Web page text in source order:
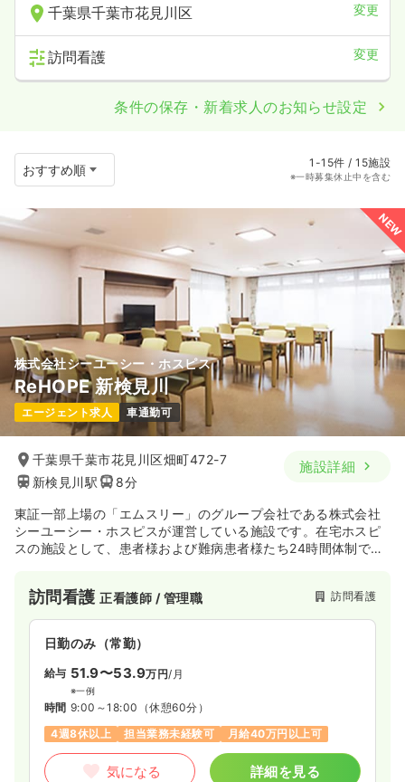
千葉県千葉市花見川区 変更
訪問看護 変更
条件の保存・新着求人のお知らせ設定
1-15件 / 15施設
※一時募集休止中を含む
NEW
株式会社シーユーシー・ホスピス
ReHOPE 新検見川
エージェント求人 車通勤可
千葉県千葉市花見川区畑町472-7
新検見川駅
8分
施設詳細
東証一部上場の「エムスリー」のグループ会社である株式会社
シーユーシー・ホスピスが運営している施設です。在宅ホスピ
スの施設として、患者様および難病患者様たち24時間体制で看
訪問看護正看護師 / 管理職 訪問看護
日勤のみ（常勤）
給与 51.9〜53.9万円/月
※一例
時間 9:00～18:00 （休憩60分）
4週8休以上
担当業務未経験可 月給40万円以上可
気になる 詳細を見る